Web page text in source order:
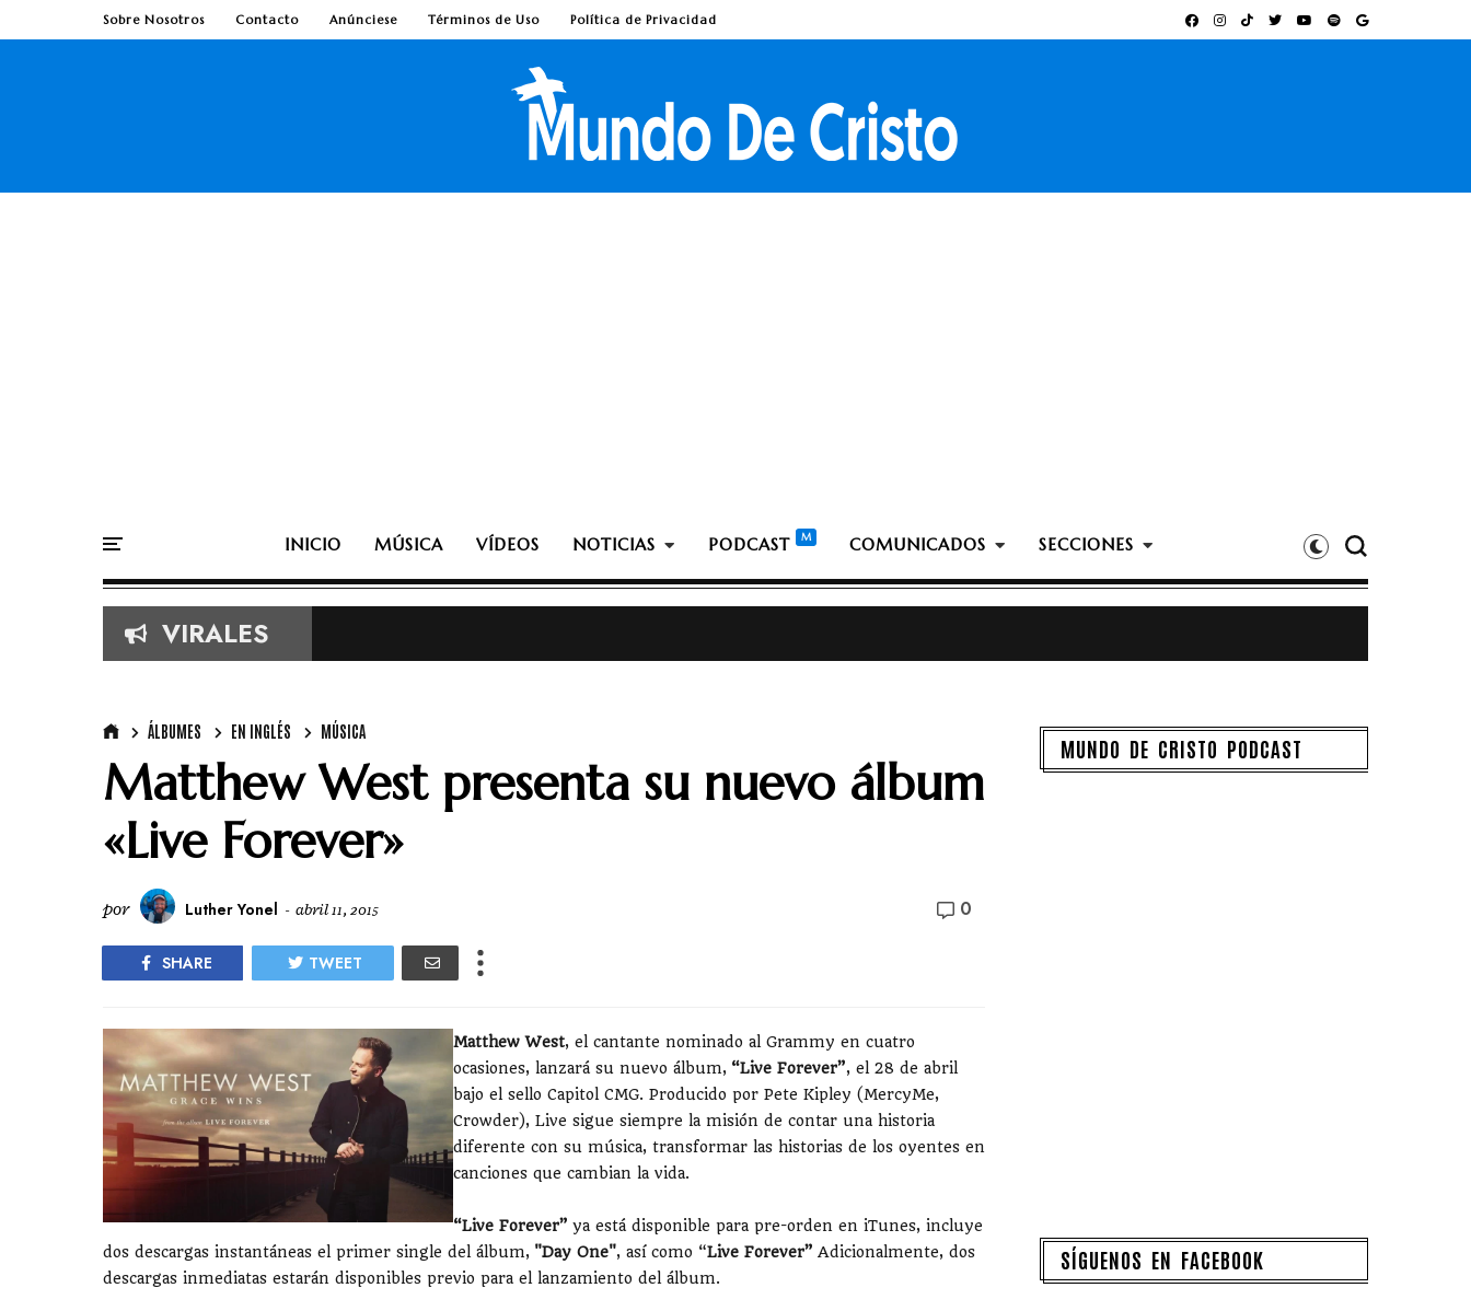
Sobre Nosotros Contacto Anúnciese Términos de Uso Política de Privacidad
INICIO MÚSICA VÍDEOS NOTICIAS PODCAST COMUNICADOS SECCIONES
VIRALES
ÁLBUMES EN INGLÉS MÚSICA
Matthew West presenta su nuevo álbum
«Live Forever»
por Luther Yonel - abril 11, 2015 0
SHARE TWEET
Matthew West, el cantante nominado al Grammy en cuatro
ocasiones, lanzará su nuevo álbum, “Live Forever”, el 28 de abril
bajo el sello Capitol CMG. Producido por Pete Kipley (MercyMe,
Crowder), Live sigue siempre la misión de contar una historia
diferente con su música, transformar las historias de los oyentes en
canciones que cambian la vida.
“Live Forever” ya está disponible para pre-orden en iTunes, incluye
dos descargas instantáneas el primer single del álbum, "Day One", así como “Live Forever” Adicionalmente, dos
descargas inmediatas estarán disponibles previo para el lanzamiento del álbum.
MUNDO DE CRISTO PODCAST
SÍGUENOS EN FACEBOOK